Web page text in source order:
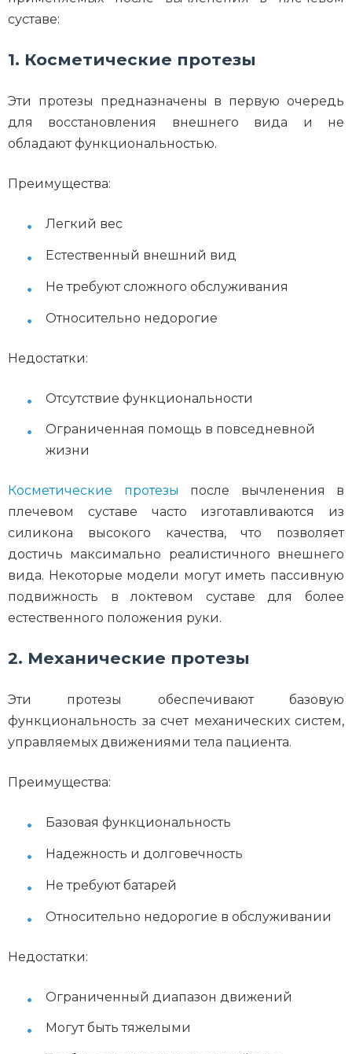
суставе:
1. Косметические протезы
Эти протезы предназначены в первую очередь
для восстановления внешнего вида и не
обладают функциональностью.
Преимущества:
Легкий вес
Естественный внешний вид
Не требуют сложного обслуживания
Относительно недорогие
Недостатки:
Отсутствие функциональности
Ограниченная помощь в повседневной
жизни
Косметические протезы после вычленения в
плечевом суставе часто изготавливаются из
силикона высокого качества, что позволяет
достичь максимально реалистичного внешнего
вида. Некоторые модели могут иметь пассивную
подвижность в локтевом суставе для более
естественного положения руки.
2. Механические протезы
Эти протезы обеспечивают базовую
функциональность за счет механических систем,
управляемых движениями тела пациента.
Преимущества:
Базовая функциональность
Надежность и долговечность
Не требуют батарей
Относительно недорогие в обслуживании
Недостатки:
Ограниченный диапазон движений
Могут быть тяжелыми